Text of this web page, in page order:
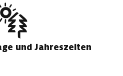
und Jahreszeiten